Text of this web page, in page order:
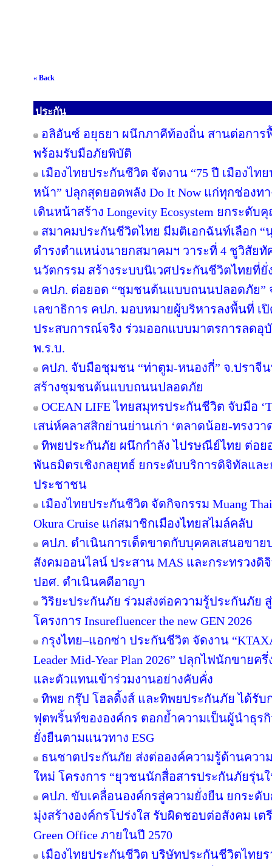
« Back
ประกัน
อลิอันซ์ อยุธยา ผนึกภาคีท้องถิ่น สานต่อกา
พร้อมรับมือภัยพิบัติ
เมืองไทยประกันชีวิต จัดงาน “75 ปี เมืองไ
หน้า” ปลุกสุดยอดพลัง Do It Now แก่ทุกช่องท
เดินหน้าสร้าง Longevity Ecosystem ยกระดั
สมาคมประกันชีวิตไทย มีมติเอกฉันท์เลือก
ดำรงตำแหน่งนายกสมาคมฯ วาระที่ 4 ชูวิสัย
นวัตกรรม สร้างระบบนิเวศประกันชีวิตไทยที่ยั่
คปภ. ต่อยอด “ชุมชนต้นแบบถนนปลอดภัย”
เลขาธิการ คปภ. มอบหมายผู้บริหารลงพื้นที่ เ
ประสบการณ์จริง ร่วมออกแบบมาตรการลดอุบั
พ.ร.บ.
คปภ. จับมือชุมชน “ท่าตูม-หนองกี่” จ.ปราจี
สร้างชุมชนต้นแบบถนนปลอดภัย
OCEAN LIFE ไทยสมุทรประกันชีวิต จับมือ
เสน่ห์คลาสสิกย่านย่านเก่า ‘ตลาดน้อย-ทรงวา
ทิพยประกันภัย ผนึกกำลัง ไปรษณีย์ไทย ต่อย
พันธมิตรเชิงกลยุทธ์ ยกระดับบริการดิจิทัลและ
ประชาชน
เมืองไทยประกันชีวิต จัดกิจกรรม Muang Thai
Okura Cruise แก่สมาชิกเมืองไทยสไมล์คลับ
คปภ. ดำเนินการเด็ดขาดกับบุคคลเสนอขาย
สังคมออนไลน์ ประสาน MAS และกระทรวงดิ
ปอศ. ดำเนินคดีอาญา
วิริยะประกันภัย ร่วมส่งต่อความรู้ประกันภัย
โครงการ Insurefluencer the new GEN 2026
กรุงไทย–แอกซ่า ประกันชีวิต จัดงาน
Leader Mid-Year Plan 2026” ปลุกไฟนักขาย
และตัวแทนเข้าร่วมงานอย่างคับคั่ง
ทิพย กรุ๊ป โฮลดิ้งส์ และทิพยประกันภัย ได้รับ
ฟุตพริ้นท์ขององค์กร ตอกย้ำความเป็นผู้นำธุร
ยั่งยืนตามแนวทาง ESG
ธนชาตประกันภัย ส่งต่อองค์ความรู้ด้านคว
ใหม่ โครงการ “ยุวชนนักสื่อสารประกันภัยรุ่นใ
คปภ. ขับเคลื่อนองค์กรสู่ความยั่งยืน ยกระดั
มุ่งสร้างองค์กรโปร่งใส รับผิดชอบต่อสังคม เ
Green Office ภายในปี 2570
เมืองไทยประกันชีวิต บริษัทประกันชีวิตไทยร